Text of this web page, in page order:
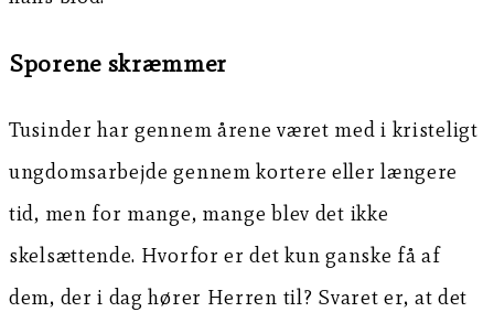
Sporene skræmmer
Tusinder har gennem årene været med i kristeligt
ungdomsarbejde gennem kortere eller længere
tid, men for mange, mange blev det ikke
skelsættende. Hvorfor er det kun ganske få af
dem, der i dag hører Herren til? Svaret er, at det